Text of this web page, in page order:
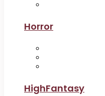
Horror
HighFantasy